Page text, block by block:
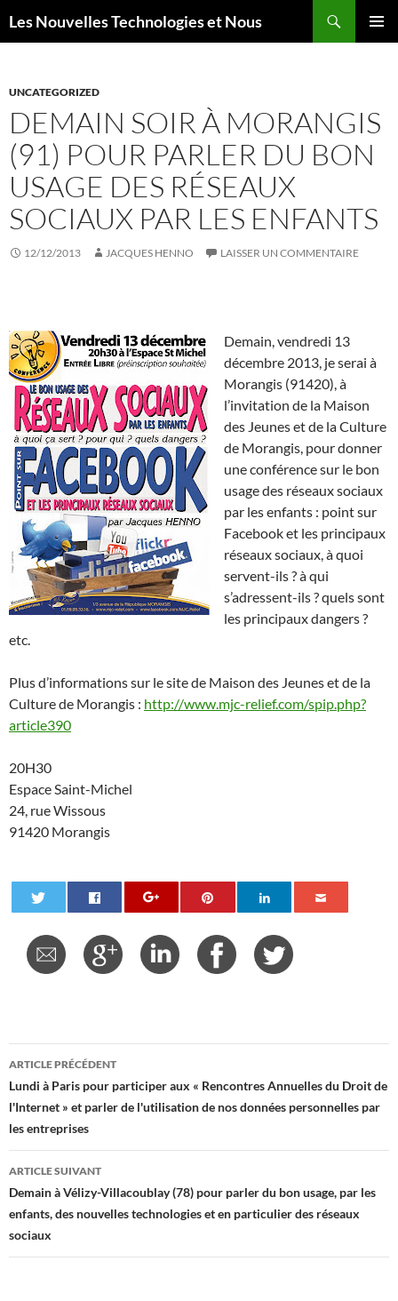
auLes Nouvelles Technologies et Nous
UNCATEGORIZED
DEMAIN SOIR À MORANGIS
(91) POUR PARLER DU BON
USAGE DES RÉSEAUX
SOCIAUX PAR LES ENFANTS
12/12/2013 JACQUES HENNO LAISSER UN COMMENTAIRE
Demain, vendredi 13
décembre 2013, je serai à
Morangis (91420), à
l’invitation de la Maison
des Jeunes et de la Culture
de Morangis, pour donner
une conférence sur le bon
usage des réseaux sociaux
par les enfants : point sur
Facebook et les principaux
réseaux sociaux, à quoi
servent-ils ? à qui
s’adressent-ils ? quels sont
les principaux dangers ?
etc.
Plus d’informations sur le site de Maison des Jeunes et de la
Culture de Morangis : http://www.mjc-relief.com/spip.php?
article390
20H30
Espace Saint-Michel
24, rue Wissous
91420 Morangis
Navigation
des
articles
ARTICLE PRÉCÉDENT
Lundi à Paris pour participer aux « Rencontres Annuelles du Droit de
l'Internet » et parler de l'utilisation de nos données personnelles par
les entreprises
ARTICLE SUIVANT
Demain à Vélizy-Villacoublay (78) pour parler du bon usage, par les
enfants, des nouvelles technologies et en particulier des réseaux
sociaux